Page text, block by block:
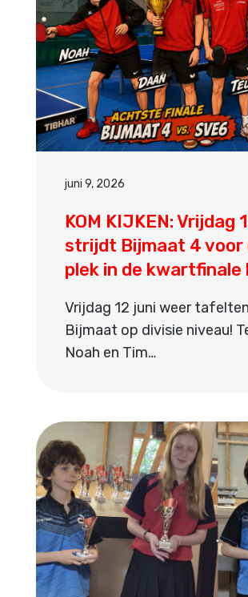
juni 9, 2026
KOM KIJKEN: Vrijdag
strijdt Bijmaat 4 voor
plek in de kwartfinale
Vrijdag 12 juni weer
Bijmaat op divisie niveau!
Noah en Tim…